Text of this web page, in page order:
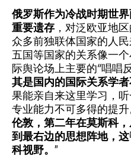
俄罗斯作为冷战时期世
重要遗存 ，对泛欧亚地
众多前独联体国家的人
五国等国家的关系像一
际舆论场上主要的“唱唱反
其是国内的国际关系学
果能亲自来这里学习，
专业能力不可多得的提升
伦敦，第二年在莫斯科
到最右边的思想阵地，
科视野。 "